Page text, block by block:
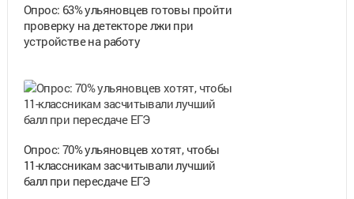
Опрос: 63% ульяновцев готовы пройти
проверку на детекторе лжи при
устройстве на работу
Опрос: 70% ульяновцев хотят, чтобы
11-классникам засчитывали лучший
балл при пересдаче ЕГЭ